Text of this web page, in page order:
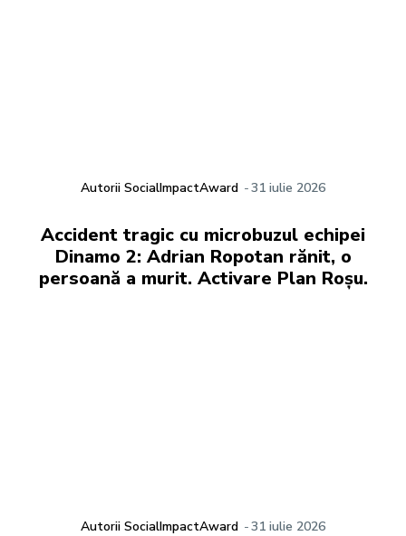
Autorii SocialImpactAward -31 iulie 2026
Accident tragic cu microbuzul echipei
Dinamo 2: Adrian Ropotan rănit, o
persoană a murit. Activare Plan Roșu.
Autorii SocialImpactAward -31 iulie 2026